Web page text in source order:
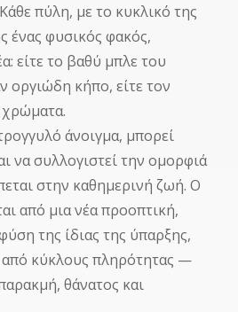
πύλη, με το κυκλικό της
ένας φυσικός φακός,
είτε το βαθύ μπλε του
οργιώδη κήπο, είτε τον
άνοιγμα, μπορεί
να συλλογιστεί την ομορφιά
στην καθημερινή ζωή. Ο
από μια νέα προοπτική,
της ίδιας της ύπαρξης,
από κύκλους πληρότητας —
θάνατος και